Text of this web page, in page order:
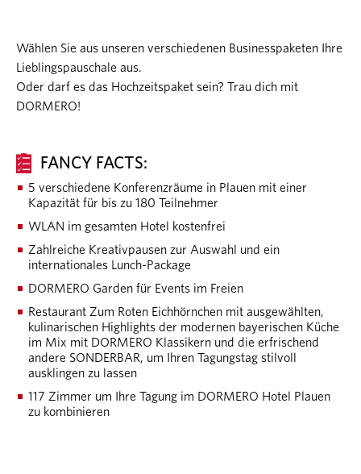
Wählen Sie aus unseren verschiedenen Businesspaketen Ihre
Lieblingspauschale aus.
Oder darf es das Hochzeitspaket sein? Trau dich mit
DORMERO!
FANCY FACTS:
5 verschiedene Konferenzräume in Plauen mit einer
Kapazität für bis zu 180 Teilnehmer
WLAN im gesamten Hotel kostenfrei
Zahlreiche Kreativpausen zur Auswahl und ein
internationales Lunch-Package
DORMERO Garden für Events im Freien
Restaurant Zum Roten Eichhörnchen mit ausgewählten,
kulinarischen Highlights der modernen bayerischen Küche
im Mix mit DORMERO Klassikern und die erfrischend
andere SONDERBAR, um Ihren Tagungstag stilvoll
ausklingen zu lassen
117 Zimmer um Ihre Tagung im DORMERO Hotel Plauen
zu kombinieren